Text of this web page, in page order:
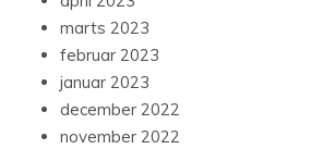
marts 2023
februar 2023
januar 2023
december 2022
november 2022